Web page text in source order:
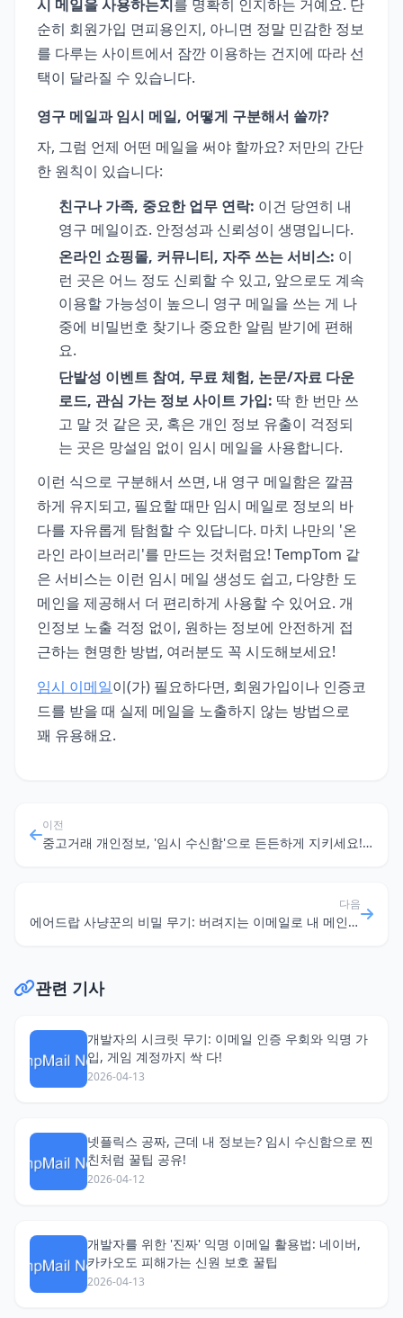
시 메일을 사용하는지 를 명확히 인지하는 거예요. 단
순히 회원가입 면피용인지, 아니면 정말 민감한 정보
를 다루는 사이트에서 잠깐 이용하는 건지에 따라 선
택이 달라질 수 있습니다.
영구 메일과 임시 메일, 어떻게 구분해서 쓸까?
자, 그럼 언제 어떤 메일을 써야 할까요? 저만의 간단
한 원칙이 있습니다:
친구나 가족, 중요한 업무 연락: 이건 당연히 내
영구 메일이죠. 안정성과 신뢰성이 생명입니다.
온라인 쇼핑몰, 커뮤니티, 자주 쓰는 서비스: 이
런 곳은 어느 정도 신뢰할 수 있고, 앞으로도 계속
이용할 가능성이 높으니 영구 메일을 쓰는 게 나
중에 비밀번호 찾기나 중요한 알림 받기에 편해
요.
단발성 이벤트 참여, 무료 체험, 논문/자료 다운
로드, 관심 가는 정보 사이트 가입: 딱 한 번만 쓰
고 말 것 같은 곳, 혹은 개인 정보 유출이 걱정되
는 곳은 망설임 없이 임시 메일을 사용합니다.
이런 식으로 구분해서 쓰면, 내 영구 메일함은 깔끔
하게 유지되고, 필요할 때만 임시 메일로 정보의 바
다를 자유롭게 탐험할 수 있답니다. 마치 나만의 '온
라인 라이브러리'를 만드는 것처럼요! TempTom 같
은 서비스는 이런 임시 메일 생성도 쉽고, 다양한 도
메인을 제공해서 더 편리하게 사용할 수 있어요. 개
인정보 노출 걱정 없이, 원하는 정보에 안전하게 접
근하는 현명한 방법, 여러분도 꼭 시도해보세요!
임시 이메일이(가) 필요하다면, 회원가입이나 인증코
드를 받을 때 실제 메일을 노출하지 않는 방법으로
꽤 유용해요.
이전
중고거래 개인정보, '임시 수신함'으로 든든하게 지키세요! (feat. 가상 Gmail 꿀팁)
다음
에어드랍 사냥꾼의 비밀 무기: 버려지는 이메일로 내 메인 계정 지키기
관련 기사
개발자의 시크릿 무기: 이메일 인증 우회와 익명 가
입, 게임 계정까지 싹 다!
2026-04-13
넷플릭스 공짜, 근데 내 정보는? 임시 수신함으로 찐
친처럼 꿀팁 공유!
2026-04-12
개발자를 위한 '진짜' 익명 이메일 활용법: 네이버,
카카오도 피해가는 신원 보호 꿀팁
2026-04-13